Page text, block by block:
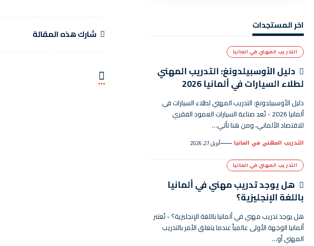
شارك هذه المقالة
اخر المستجدات
التدريب المهني في المانيا
دليل الأوسبيلدونغ: التدريب المهني
لطلاء السيارات في ألمانيا 2026
دليل الأوسبيلدونغ: التدريب المهني لطلاء السيارات في
ألمانيا 2026 - تُعد صناعة السيارات العمود الفقري
للاقتصاد الألماني، ومن هنا تأتي…
التدريب المهني في المانيا أبريل 27, 2026
التدريب المهني في المانيا
هل يوجد تدريب مهني في ألمانيا
باللغة الإنجليزية؟
هل يوجد تدريب مهني في ألمانيا باللغة الإنجليزية؟ - تُعتبر
ألمانيا الوجهة الأولى عالمياً عندما يتعلق الأمر بالتدريب
المهني أو…